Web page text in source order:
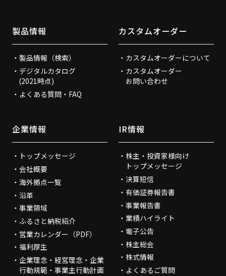
製品情報
製品情報（検索）
デジタルカタログ
(2021時点)
よくある質問・FAQ
カスタムオーダー
カスタムオーダーについて
カスタムオーダー
お問い合わせ
企業情報
トップメッセージ
会社概要
海外拠点一覧
沿革
事業領域
ふるさと納税紹介
営業カレンダー（PDF）
福利厚生
企業理念・経営理念・企業
行動規範・事業主行動計画
IR情報
株主・投資家様向け
トップメッセージ
決算短信
有価証券報告書
事業報告書
業績ハイライト
電子公告
株主総会
株式情報
よくあるご質問